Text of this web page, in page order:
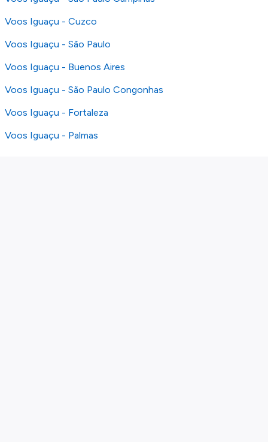
Voos Iguaçu - Cuzco
Voos Iguaçu - São Paulo
Voos Iguaçu - Buenos Aires
Voos Iguaçu - São Paulo Congonhas
Voos Iguaçu - Fortaleza
Voos Iguaçu - Palmas